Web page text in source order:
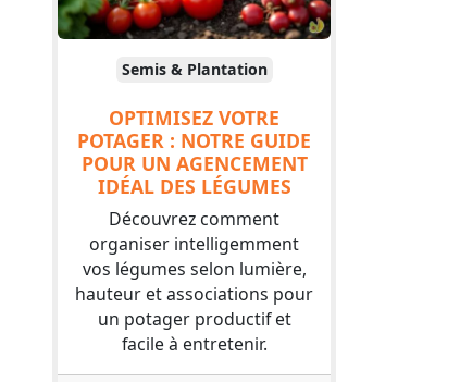
Semis & Plantation
OPTIMISEZ VOTRE
POTAGER : NOTRE GUIDE
POUR UN AGENCEMENT
IDÉAL DES LÉGUMES
Découvrez comment
organiser intelligemment
vos légumes selon lumière,
hauteur et associations pour
un potager productif et
facile à entretenir.